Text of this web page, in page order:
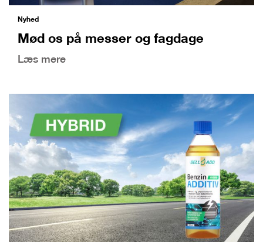
Nyhed
Mød os på messer og fagdage
Læs mere